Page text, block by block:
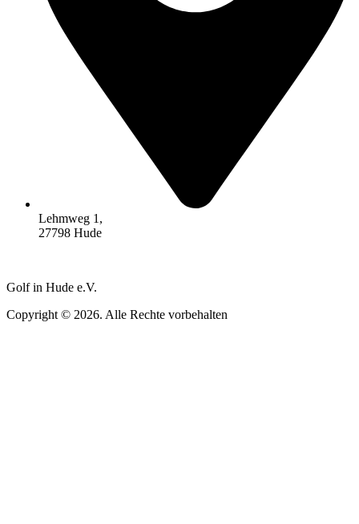
Lehmweg 1,
27798 Hude
Golf in Hude e.V.
Copyright © 2026. Alle Rechte vorbehalten